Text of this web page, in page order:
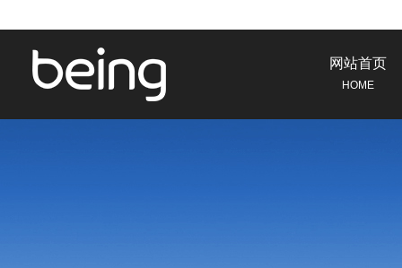
网站首页
HOME